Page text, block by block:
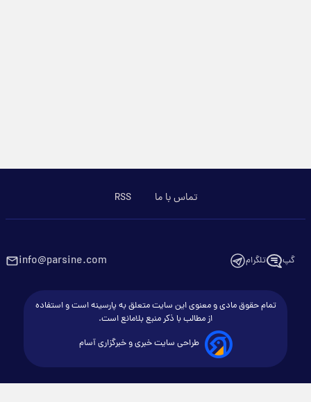
تماس با ما RSS
گپ تلگرام info@parsine.com
تمام حقوق مادی و معنوی این سایت متعلق به پارسینه است و استفاده
از مطالب با ذکر منبع بلامانع است.
طراحی سایت خبری و خبرگزاری آسام